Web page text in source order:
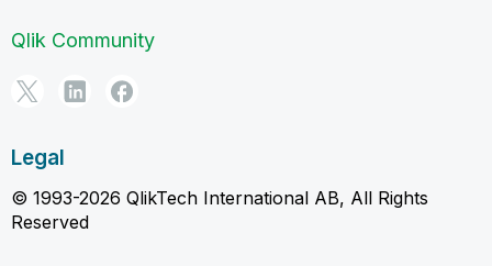
Qlik Community
Legal
© 1993-2026 QlikTech International AB, All Rights
Reserved